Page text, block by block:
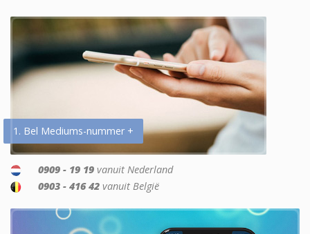
1. Bel Mediums-nummer +
0909 - 19 19 vanuit Nederland
0903 - 416 42 vanuit België